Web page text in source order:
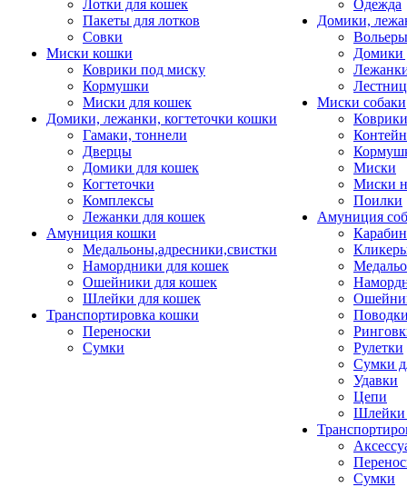
Лотки для кошек
Пакеты для лотков
Совки
Миски кошки
Коврики под миску
Кормушки
Миски для кошек
Домики, лежанки, когтеточки кошки
Гамаки, тоннели
Дверцы
Домики для кошек
Когтеточки
Комплексы
Лежанки для кошек
Амуниция кошки
Медальоны,адресники,свистки
Намордники для кошек
Ошейники для кошек
Шлейки для кошек
Транспортировка кошки
Переноски
Сумки
Одежда
Домики,
Домики
Миски собаки
Миски
Миски
Поилки
Амуниция
Рулетки
Сумки
Удавки
Цепи
Шлейки
Сумки